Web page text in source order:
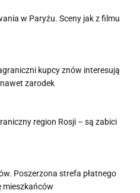
w Paryżu. Sceny jak z filmu
kupcy znów interesują
zarodek
region Rosji – są zabici
Poszerzona strefa płatnego
mieszkańców